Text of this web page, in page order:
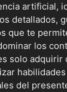
artificial,
detallados,
que te
los
solo adquirir
del